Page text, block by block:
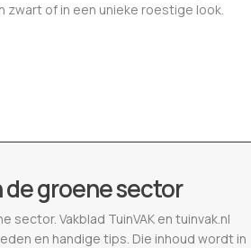
of in een unieke roestige look.
groene sector
sector. Vakblad TuinVAK en tuinvak.nl
en handige tips. Die inhoud wordt in